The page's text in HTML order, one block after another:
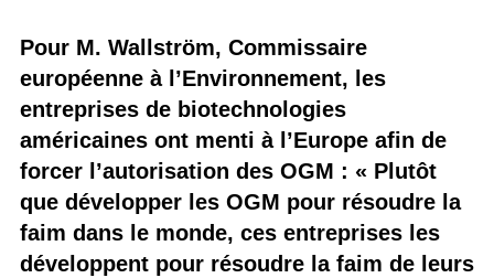
Pour M. Wallström, Commissaire
européenne à l’Environnement, les
entreprises de biotechnologies
américaines ont menti à l’Europe afin de
forcer l’autorisation des OGM : « Plutôt
que développer les OGM pour résoudre la
faim dans le monde, ces entreprises les
développent pour résoudre la faim de leurs